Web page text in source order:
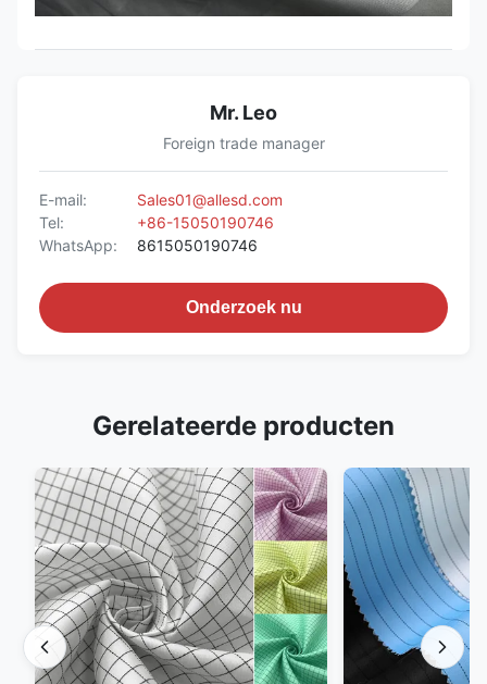
Mr. Leo
Foreign trade manager
E-mail:
Sales01@allesd.com
Tel:
+86-15050190746
WhatsApp:
8615050190746
Onderzoek nu
Gerelateerde producten